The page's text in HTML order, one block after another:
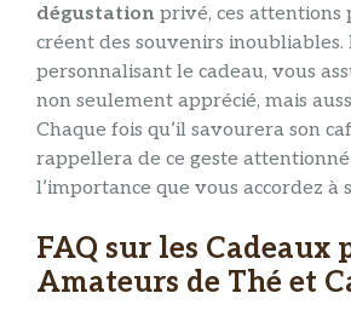
dégustation privé, ces attentions
créent des souvenirs inoubliables.
personnalisant le cadeau, vous
non seulement apprécié, mais
Chaque fois qu’il savourera son
rappellera de ce geste
l’importance que vous accordez à
FAQ sur les Cadeaux
Amateurs de Thé et